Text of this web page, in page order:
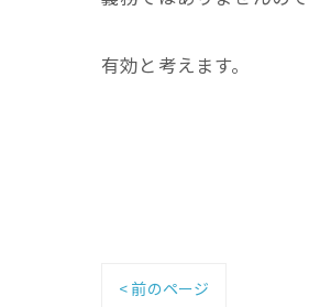
有効と考えます。
< 前のページ